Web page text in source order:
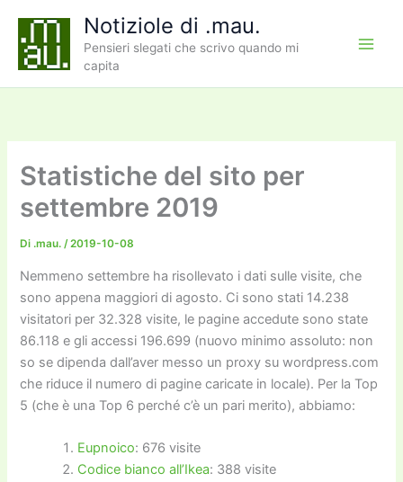
contenuto
Notiziole di .mau.
Pensieri slegati che scrivo quando mi
capita
Statistiche del sito per
settembre 2019
Di .mau./2019-10-08
Nemmeno settembre ha risollevato i dati sulle visite, che
sono appena maggiori di agosto. Ci sono stati 14.238
visitatori per 32.328 visite, le pagine accedute sono state
86.118 e gli accessi 196.699 (nuovo minimo assoluto: non
so se dipenda dall’aver messo un proxy su wordpress.com
che riduce il numero di pagine caricate in locale). Per la Top
5 (che è una Top 6 perché c’è un pari merito), abbiamo:
Eupnoico: 676 visite
Codice bianco all’Ikea: 388 visite